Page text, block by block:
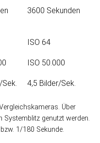
3600 Sekunden
ISO 64
ISO 50.000
4,5 Bilder/Sek.
Über
Sys­tem­blitz ge­nutzt werden.
1/180 Sekunde.